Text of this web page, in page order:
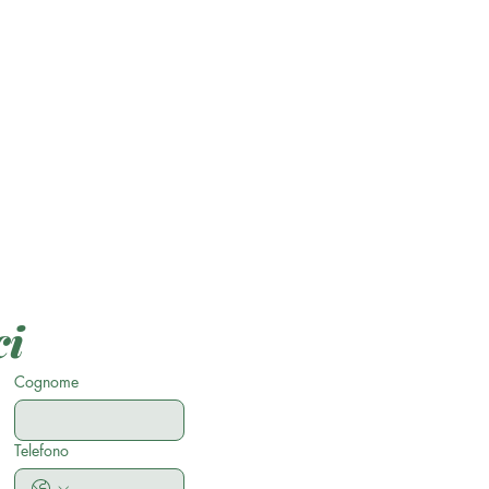
Cognome
Telefono